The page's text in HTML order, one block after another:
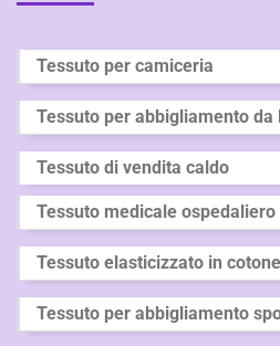
Tessuto per camiceria
Tessuto per abbigliamento da
Tessuto di vendita caldo
Tessuto medicale ospedaliero
Tessuto elasticizzato in cotone
Tessuto per abbigliamento